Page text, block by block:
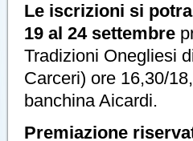
Le iscrizioni si
19 al 24 settembre
Tradizioni Onegliesi
Carceri) ore 16,30/
banchina Aicardi.
Premiazione